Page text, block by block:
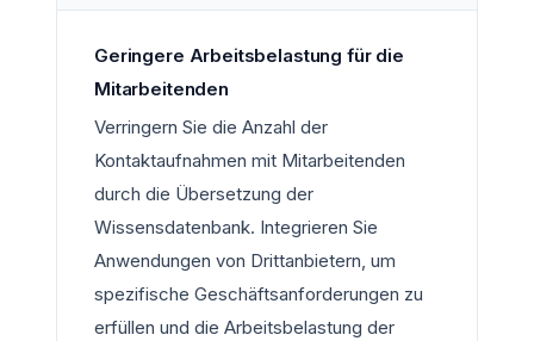
Geringere Arbeitsbelastung für die
Mitarbeitenden
Verringern Sie die Anzahl der
Kontaktaufnahmen mit Mitarbeitenden
durch die Übersetzung der
Wissensdatenbank. Integrieren Sie
Anwendungen von Drittanbietern, um
spezifische Geschäftsanforderungen zu
erfüllen und die Arbeitsbelastung der